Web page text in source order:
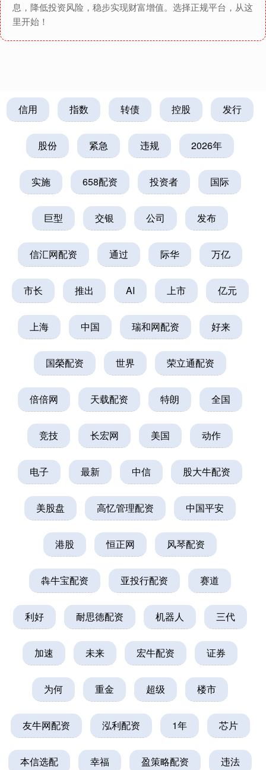
息，降低投资风险，稳步实现财富增值。选择正规平台，从这
里开始！
信用 指数 转债 控股 发行
股份 紧急 违规 2026年
实施 658配资 投资者 国际
巨型 交银 公司 发布
信汇网配资 通过 际华 万亿
市长 推出 AI 上市 亿元
上海 中国 瑞和网配资 好来
国榮配资 世界 荣立通配资
倍倍网 天载配资 特朗 全国
竞技 长宏网 美国 动作
电子 最新 中信 股大牛配资
美股盘 高忆管理配资 中国平安
港股 恒正网 风琴配资
犇牛宝配资 亚投行配资 赛道
利好 耐思徳配资 机器人 三代
加速 未来 宏牛配资 证券
为何 重金 超级 楼市
友牛网配资 泓利配资 1年 芯片
本信选配 幸福 盈策略配资 违法